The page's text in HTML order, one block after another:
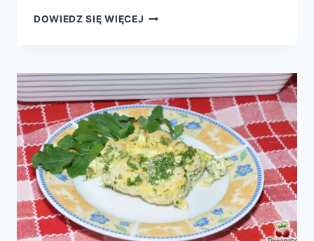
DOWIEDZ SIĘ WIĘCEJ GULASZ